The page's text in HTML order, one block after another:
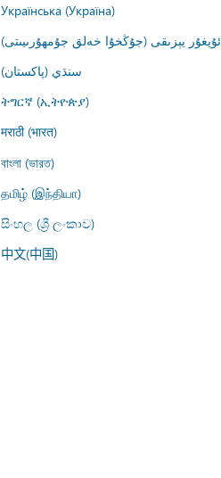
Українська (Україна)
ئۇيغۇر يېزىقى (جۇڭخۇا خەلق جۇمھۇرىيىتى)
سنڌي (پاکستان)
ትግርኛ (ኢትዮጵያ)
मराठी (भारत)
বাংলা (ভারত)
தமிழ் (இந்தியா)
සිංහල (ශ්‍රී ලංකාව)
中文(中国)